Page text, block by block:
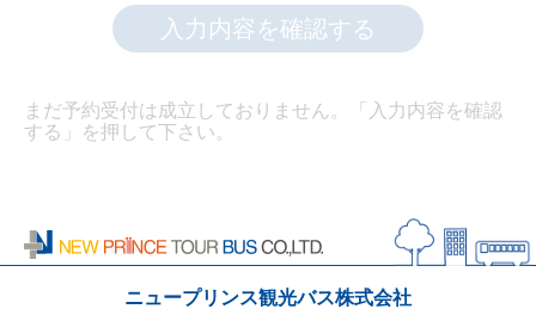
入力内容を確認する
まだ予約受付は成立しておりません。「入力内容を確認
する」を押して下さい。
ニュープリンス観光バス株式会社